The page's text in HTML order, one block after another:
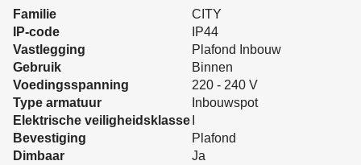
Familie
CITY
IP-code
IP44
Vastlegging
Plafond Inbouw
Gebruik
Binnen
Voedingsspanning
220 - 240 V
Type armatuur
Inbouwspot
Elektrische veiligheidsklasse
Bevestiging
Plafond
Dimbaar
Ja